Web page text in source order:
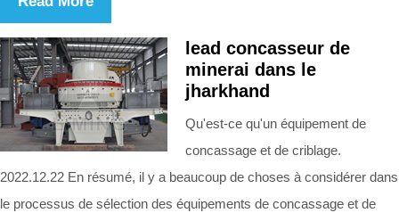
lead concasseur de
minerai dans le
jharkhand
Qu'est-ce qu'un équipement de
concassage et de criblage.
2022.12.22 En résumé, il y a beaucoup de choses à considérer dans
le processus de sélection des équipements de concassage et de